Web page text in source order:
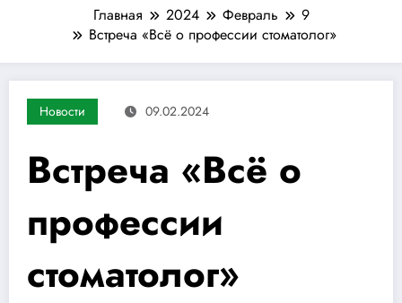
Главная 2024 Февраль
9
Встреча «Всё о профессии стоматолог»
Новости 09.02.2024
Встреча «Всё о
профессии
стоматолог»